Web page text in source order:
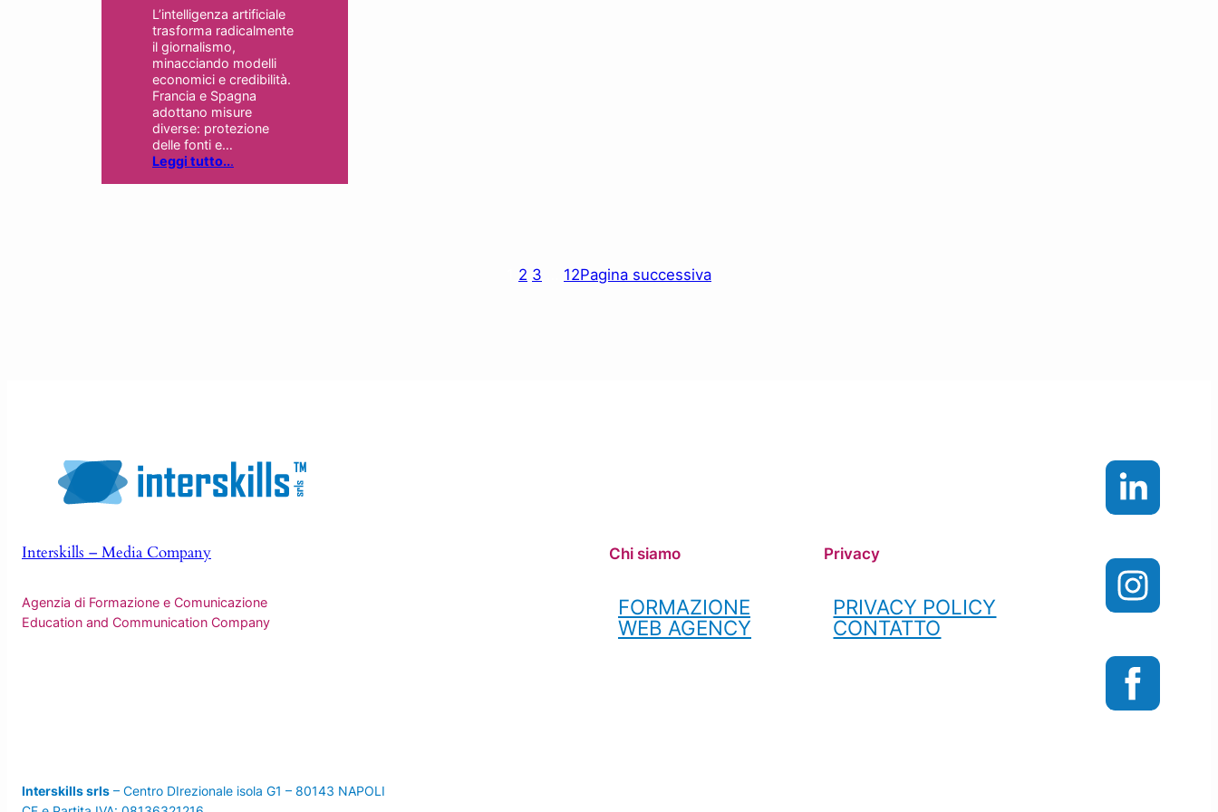
L’intelligenza artificiale
trasforma radicalmente
il giornalismo,
minacciando modelli
economici e credibilità.
Francia e Spagna
adottano misure
diverse: protezione
delle fonti e…
Leggi tutto...
2 3 12Pagina successiva
Interskills – Media Company
Agenzia di Formazione e Comunicazione
Education and Communication Company
Chi siamo
FORMAZIONE
WEB AGENCY
Privacy
PRIVACY POLICY
CONTATTO
Interskills srls – Centro DIrezionale isola G1 – 80143 NAPOLI